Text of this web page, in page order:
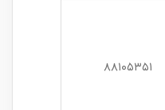
۸۸۱۰۵۳۵۱